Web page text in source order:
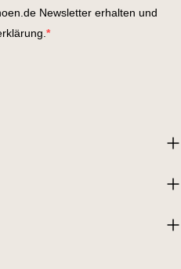
Newsletter erhalten und